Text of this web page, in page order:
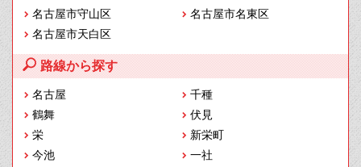
名古屋市守山区
名古屋市名東区
名古屋市天白区
路線から探す
名古屋
千種
鶴舞
伏見
栄
新栄町
今池
一社